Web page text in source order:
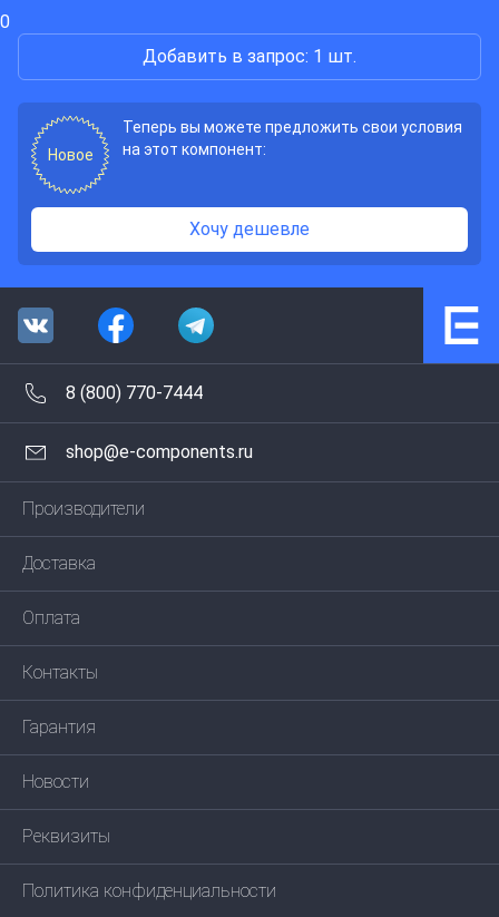
0
Добавить в запрос: 1 шт.
Новое
Теперь вы можете предложить свои условия
на этот компонент:
Хочу дешевле
8 (800) 770-7444
shop@e-components.ru
Производители
Доставка
Оплата
Контакты
Гарантия
Новости
Реквизиты
Политика конфиденциальности